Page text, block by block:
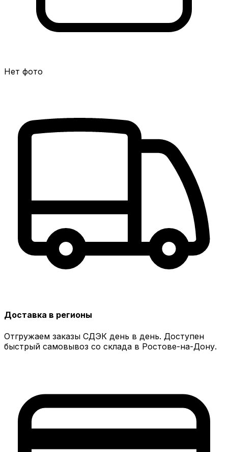
Нет фото
Доставка в регионы
Отгружаем заказы СДЭК день в день. Доступен
быстрый самовывоз со склада в Ростове-на-Дону.